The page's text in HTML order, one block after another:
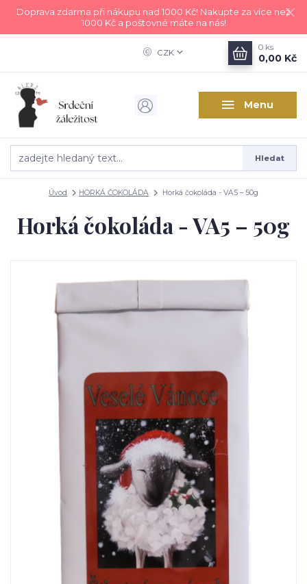
Doprava zdarma při nákupu nad 1000 Kč! Nakupte za více než
1000 Kč a poštovné máte na nás!
Menu
CZK
Hledat
0 ks
0,00 Kč
Úvod HORKÁ ČOKOLÁDA Horká čokoláda - VA5 – 50g
Horká čokoláda - VA5 – 50g